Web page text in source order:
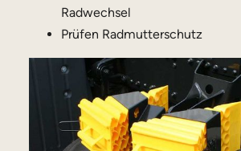
Radwechsel
Prüfen Radmutterschutz